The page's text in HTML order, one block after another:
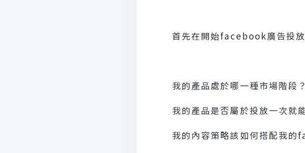
首先在開始facebook廣告投
我的產品處於哪一種市場階段？
我的產品是否屬於投放一次就
我的內容策略該如何搭配我